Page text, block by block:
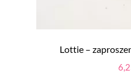
Lottie –